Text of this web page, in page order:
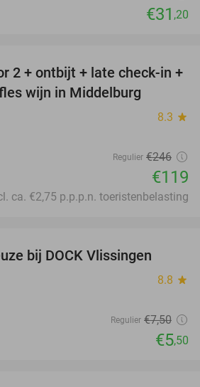
€31 ,20
52%
2 + ontbijt + late check-in +
wijn in Middelburg
8.3 star
Regulier €246
€119
ca. €2,75 p.p.p.n. toeristenbelasting
bij DOCK Vlissingen
8.8 star
Regulier €7,50
€5,50